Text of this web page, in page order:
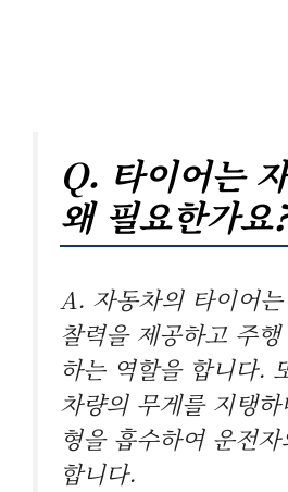
Q. 타이어는
왜 필요한가요
A. 자동차의 타이어
찰력을 제공하고 주
하는 역할을 합니다.
차량의 무게를 지탱
형을 흡수하여 운전
합니다.